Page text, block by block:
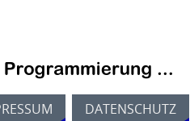
DATENSCHUTZ